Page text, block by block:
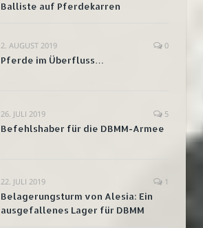
Balliste auf Pferdekarren
2. AUGUST 2019 0
Pferde im Überfluss…
26. JULI 2019 5
Befehlshaber für die DBMM-Armee
22. JULI 2019 1
Belagerungsturm von Alesia: Ein
ausgefallenes Lager für DBMM